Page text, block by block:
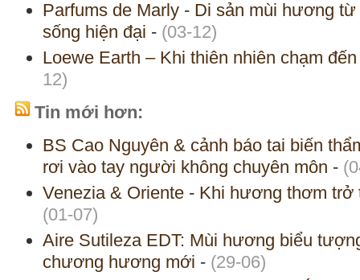
Parfums de Marly - Di sản mùi hương
sống hiện đại - (03-12)
Loewe Earth – Khi thiên nhiên chạm
12)
Tin mới hơn:
BS Cao Nguyên & cảnh báo tai biến
rơi vào tay người không chuyên môn -
Venezia & Oriente - Khi hương thơm trở
(01-07)
Aire Sutileza EDT: Mùi hương biểu
chương hương mới - (29-06)